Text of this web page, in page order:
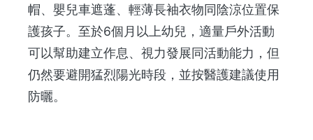
帽、嬰兒車遮蓬、輕薄長袖衣物同陰涼位置保
護孩子。至於6個月以上幼兒，適量戶外活動
可以幫助建立作息、視力發展同活動能力，但
仍然要避開猛烈陽光時段，並按醫護建議使用
防曬。